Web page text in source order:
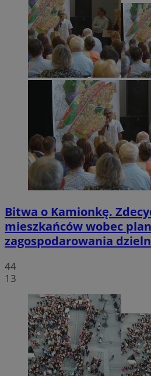
Bitwa o Kamionkę.
mieszkańców wobec
zagospodarowania
44
13